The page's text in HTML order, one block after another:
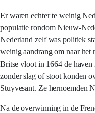
Er waren echter te weinig
populatie rondom Nieuw-
Nederland zelf was politiek
weinig aandrang om naar het
Britse vloot in 1664 de
zonder slag of stoot konden
Stuyvesant. Ze hernoemden
Na de overwinning in de